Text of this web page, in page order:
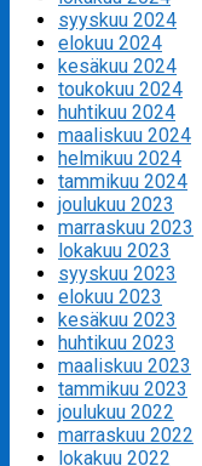
syyskuu 2024
elokuu 2024
kesäkuu 2024
toukokuu 2024
huhtikuu 2024
maaliskuu 2024
helmikuu 2024
tammikuu 2024
joulukuu 2023
marraskuu 2023
lokakuu 2023
syyskuu 2023
elokuu 2023
kesäkuu 2023
huhtikuu 2023
maaliskuu 2023
tammikuu 2023
joulukuu 2022
marraskuu 2022
lokakuu 2022